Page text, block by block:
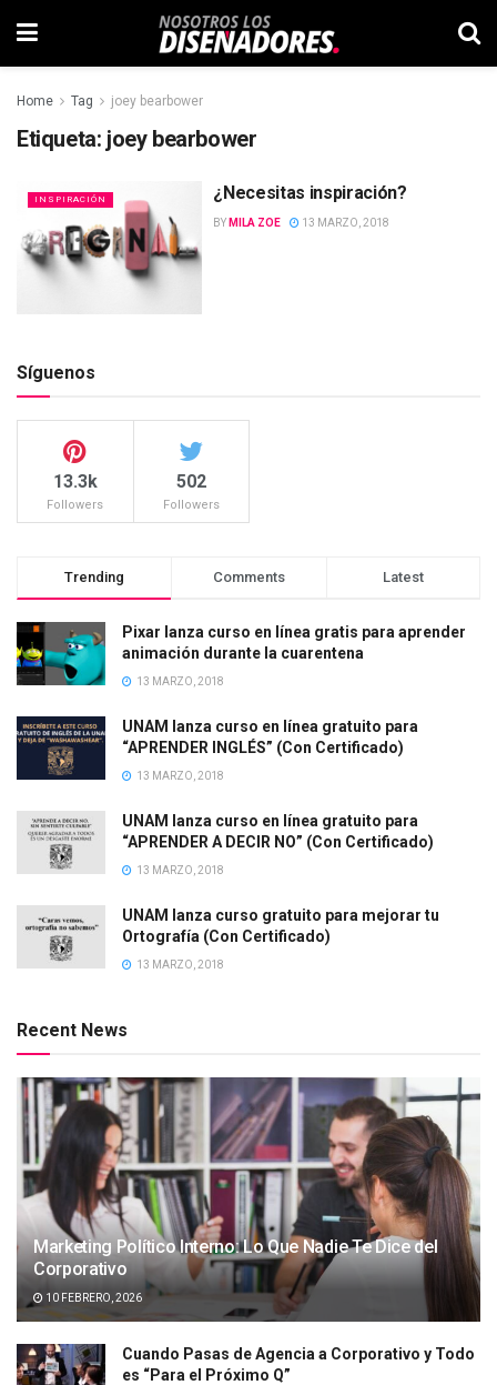
Home Tag joey bearbower
Etiqueta: joey bearbower
INSPIRACIÓN ¿Necesitas inspiración?
BY MILA ZOE 13 MARZO, 2018
Síguenos
13.3k
Followers
502
Followers
Trending Comments Latest
Pixar lanza curso en línea gratis para aprender
animación durante la cuarentena
13 MARZO, 2018
UNAM lanza curso en línea gratuito para
“APRENDER INGLÉS” (Con Certificado)
13 MARZO, 2018
UNAM lanza curso en línea gratuito para
“APRENDER A DECIR NO” (Con Certificado)
13 MARZO, 2018
UNAM lanza curso gratuito para mejorar tu
Ortografía (Con Certificado)
13 MARZO, 2018
Recent News
Marketing Político Interno: Lo Que Nadie Te Dice del
Corporativo
10 FEBRERO, 2026
Cuando Pasas de Agencia a Corporativo y Todo
es “Para el Próximo Q”